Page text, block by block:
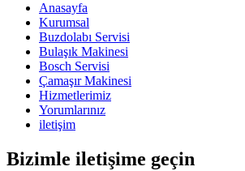
Anasayfa
Kurumsal
Buzdolabı Servisi
Bulaşık Makinesi
Bosch Servisi
Çamaşır Makinesi
Hizmetlerimiz
Yorumlarınız
iletişim
Bizimle iletişime geçin